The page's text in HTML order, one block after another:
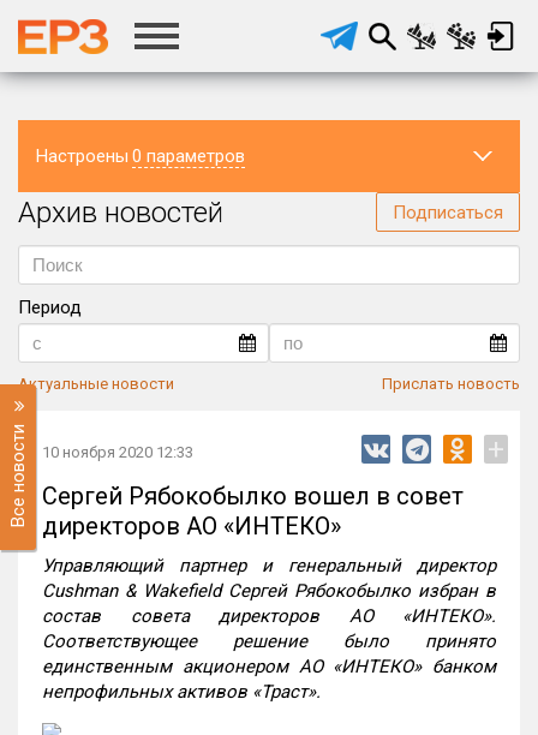
Настроены 0 параметров
Регион
Архив новостей Подписаться
Период
Актуальные новости Прислать новость
Все новости 10 ноября 2020 12:33 +
Сергей Рябокобылко вошел в совет
директоров АО «ИНТЕКО»
Управляющий партнер и генеральный директор
Cushman & Wakefield Сергей Рябокобылко избран в
состав совета директоров АО «ИНТЕКО».
Соответствующее решение было принято
единственным акционером АО «ИНТЕКО» банком
непрофильных активов «Траст».